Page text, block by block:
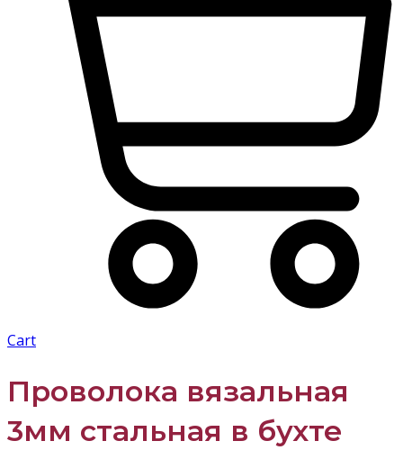
Cart
Проволока вязальная
3мм стальная в бухте